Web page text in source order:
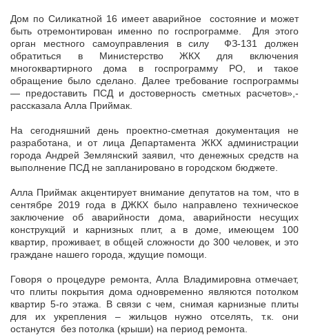
Дом по Силикатной 16 имеет аварийное состояние и может
быть отремонтирован именно по госпрограмме. Для этого
орган местного самоуправления в силу ФЗ-131 должен
обратиться в Министерство ЖКХ для включения
многоквартирного дома в госпрограмму РО, и такое
обращение было сделано. Далее требование госпрограммы
— предоставить ПСД и достоверность сметных расчетов»,-
рассказала Алла Приймак.
На сегодняшний день проектно-сметная документация не
разработана, и от лица Департамента ЖКХ администрации
города Андрей Землянский заявил, что денежных средств на
выполнение ПСД не запланировано в городском бюджете.
Алла Приймак акцентирует внимание депутатов на том, что в
сентябре 2019 года в ДЖКХ было направлено техническое
заключение об аварийности дома, аварийности несущих
конструкций и карнизных плит, а в доме, имеющем 100
квартир, проживает, в общей сложности до 300 человек, и это
граждане нашего города, ждущие помощи.
Говоря о процедуре ремонта, Алла Владимировна отмечает,
что плиты покрытия дома одновременно являются потолком
квартир 5-го этажа. В связи с чем, снимая карнизные плиты
для их укрепления – жильцов нужно отселять, т.к. они
останутся без потолка (крыши) на период ремонта.